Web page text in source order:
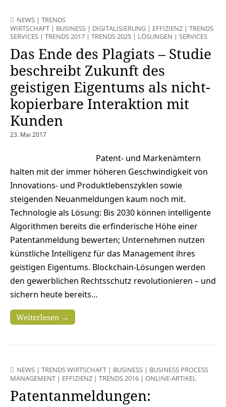
NEWS | TRENDS
WIRTSCHAFT | BUSINESS | DIGITALISIERUNG | EFFIZIENZ | TRENDS
SERVICES | TRENDS 2017 | TRENDS 2025 | LÖSUNGEN | SERVICES
Das Ende des Plagiats – Studie
beschreibt Zukunft des
geistigen Eigentums als nicht-
kopierbare Interaktion mit
Kunden
23. Mai 2017
Patent- und Markenämtern
halten mit der immer höheren Geschwindigkeit von
Innovations- und Produktlebenszyklen sowie
steigenden Neuanmeldungen kaum noch mit.
Technologie als Lösung: Bis 2030 können intelligente
Algorithmen bereits die erfinderische Höhe einer
Patentanmeldung bewerten; Unternehmen nutzen
künstliche Intelligenz für das Management ihres
geistigen Eigentums. Blockchain-Lösungen werden
den gewerblichen Rechtsschutz revolutionieren – und
sichern heute bereits…
Weiterlesen →
NEWS | TRENDS WIRTSCHAFT | BUSINESS | BUSINESS PROCESS
MANAGEMENT | EFFIZIENZ | TRENDS 2016 | ONLINE-ARTIKEL
Patentanmeldungen: